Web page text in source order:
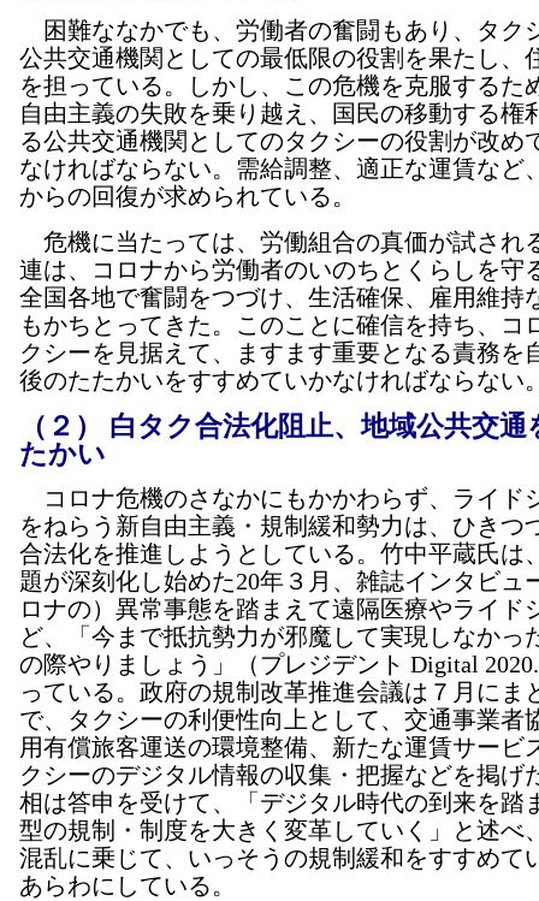
困難ななかでも、労働者の奮闘もあり、タク
公共交通機関としての最低限の役割を果たし、
を担っている。しかし、この危機を克服するた
自由主義の失敗を乗り越え、国民の移動する権
る公共交通機関としてのタクシーの役割が改め
なければならない。需給調整、適正な運賃など
からの回復が求められている。
危機に当たっては、労働組合の真価が試され
連は、コロナから労働者のいのちとくらしを守
全国各地で奮闘をつづけ、生活確保、雇用維持
もかちとってきた。このことに確信を持ち、コ
クシーを見据えて、ますます重要となる責務を
後のたたかいをすすめていかなければならない
（２） 白タク合法化阻止、地域公共交
たかい
コロナ危機のさなかにもかかわらず、ライド
をねらう新自由主義・規制緩和勢力は、ひきつ
合法化を推進しようとしている。竹中平蔵氏は
題が深刻化し始めた20年３月、雑誌インタビュ
ロナの）異常事態を踏まえて遠隔医療やライド
ど、「今まで抵抗勢力が邪魔して実現しなかっ
の際やりましょう」（プレジデント Digital
っている。政府の規制改革推進会議は７月にま
で、タクシーの利便性向上として、交通事業者
用有償旅客運送の環境整備、新たな運賃サービ
クシーのデジタル情報の収集・把握などを掲げ
相は答申を受けて、「デジタル時代の到来を踏
型の規制・制度を大きく変革していく」と述べ
混乱に乗じて、いっそうの規制緩和をすすめて
あらわにしている。